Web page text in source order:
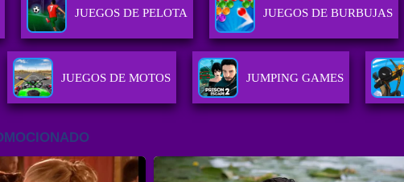
JUEGOS DE PELOTA JUEGOS DE BURBUJAS
JUEGOS DE MOTOS JUMPING GAMES